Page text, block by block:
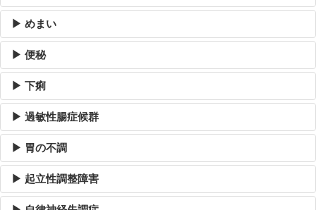
▶ めまい
▶ 便秘
▶ 下痢
▶ 過敏性腸症候群
▶ 胃の不調
▶ 起立性調整障害